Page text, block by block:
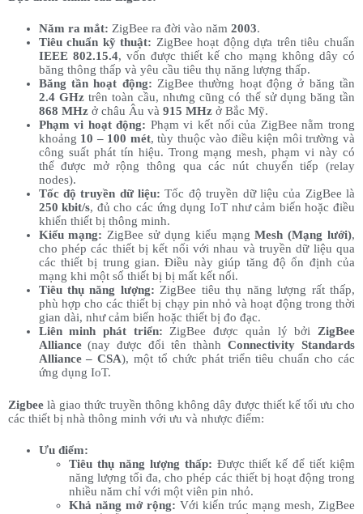
Năm ra mắt: ZigBee ra đời vào năm 2003.
Tiêu chuẩn kỹ thuật: ZigBee hoạt động dựa trên tiêu chuẩn
IEEE 802.15.4, vốn được thiết kế cho mạng không dây có
băng thông thấp và yêu cầu tiêu thụ năng lượng thấp.
Băng tần hoạt động: ZigBee thường hoạt động ở băng tần
2.4 GHztrên toàn cầu, nhưng cũng có thể sử dụng băng tần
868 MHzở châu Âu và 915 MHzở Bắc Mỹ.
Phạm vi hoạt động: Phạm vi kết nối của ZigBee nằm trong
khoảng 10 – 100 mét, tùy thuộc vào điều kiện môi trường và
công suất phát tín hiệu. Trong mạng mesh, phạm vi này có
thể được mở rộng thông qua các nút chuyển tiếp (relay
nodes).
Tốc độ truyền dữ liệu: Tốc độ truyền dữ liệu của ZigBee là
250 kbit/s, đủ cho các ứng dụng IoT như cảm biến hoặc điều
khiển thiết bị thông minh.
Kiểu mạng: ZigBee sử dụng kiểu mạngMesh (Mạng lưới),
cho phép các thiết bị kết nối với nhau và truyền dữ liệu qua
các thiết bị trung gian. Điều này giúp tăng độ ổn định của
mạng khi một số thiết bị bị mất kết nối.
Tiêu thụ năng lượng: ZigBee tiêu thụ năng lượng rất thấp,
phù hợp cho các thiết bị chạy pin nhỏ và hoạt động trong thời
gian dài, như cảm biến hoặc thiết bị đo đạc.
Liên minh phát triển: ZigBee được quản lý bởiZigBee
Alliance(nay được đổi tên thànhConnectivity Standards
Alliance – CSA), một tổ chức phát triển tiêu chuẩn cho các
ứng dụng IoT.
Zigbee là giao thức truyền thông không dây được thiết kế tối ưu cho
các thiết bị nhà thông minh với ưu và nhược điểm:
Ưu điểm:
Tiêu thụ năng lượng thấp: Được thiết kế để tiết kiệm
năng lượng tối đa, cho phép các thiết bị hoạt động trong
nhiều năm chỉ với một viên pin nhỏ.
Khả năng mở rộng: Với kiến trúc mạng mesh, ZigBee